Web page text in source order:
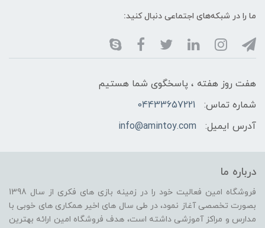
ما را در شبکه‌های اجتماعی دنبال کنید:
هفت روز هفته ، پاسخگوی شما هستیم
شماره تماس:
04433657221
آدرس ایمیل:
info@amintoy.com
درباره ما
فروشگاه امین فعالیت خود را در زمینه بازی های فکری از سال 1398
بصورت تخصصی آغاز نمود، در طی سال های اخیر همکاری های خوبی با
مدارس و مراکز آموزشی داشته است، هدف فروشگاه امین ارائه بهترین